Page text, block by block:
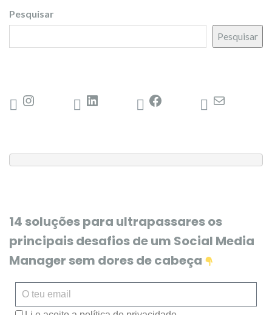
Pesquisar
Pesquisar
14 soluções para ultrapassares os
principais desafios de um Social Media
Manager sem dores de cabeça